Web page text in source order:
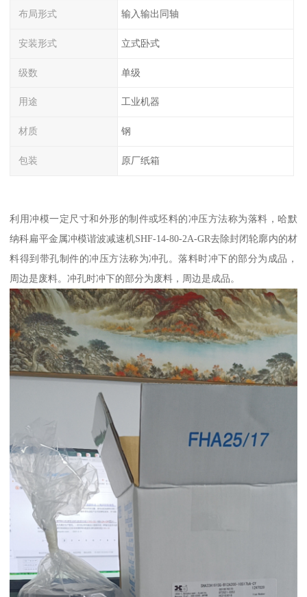
布局形式 输入输出同轴
安装形式 立式卧式
级数 单级
用途 工业机器
材质 钢
包装 原厂纸箱
利用冲模一定尺寸和外形的制件或坯料的冲压方法称为落料，哈默
纳科扁平金属冲模谐波减速机SHF-14-80-2A-GR去除封闭轮廓内的材
料得到带孔制件的冲压方法称为冲孔。落料时冲下的部分为成品，
周边是废料。冲孔时冲下的部分为废料，周边是成品。